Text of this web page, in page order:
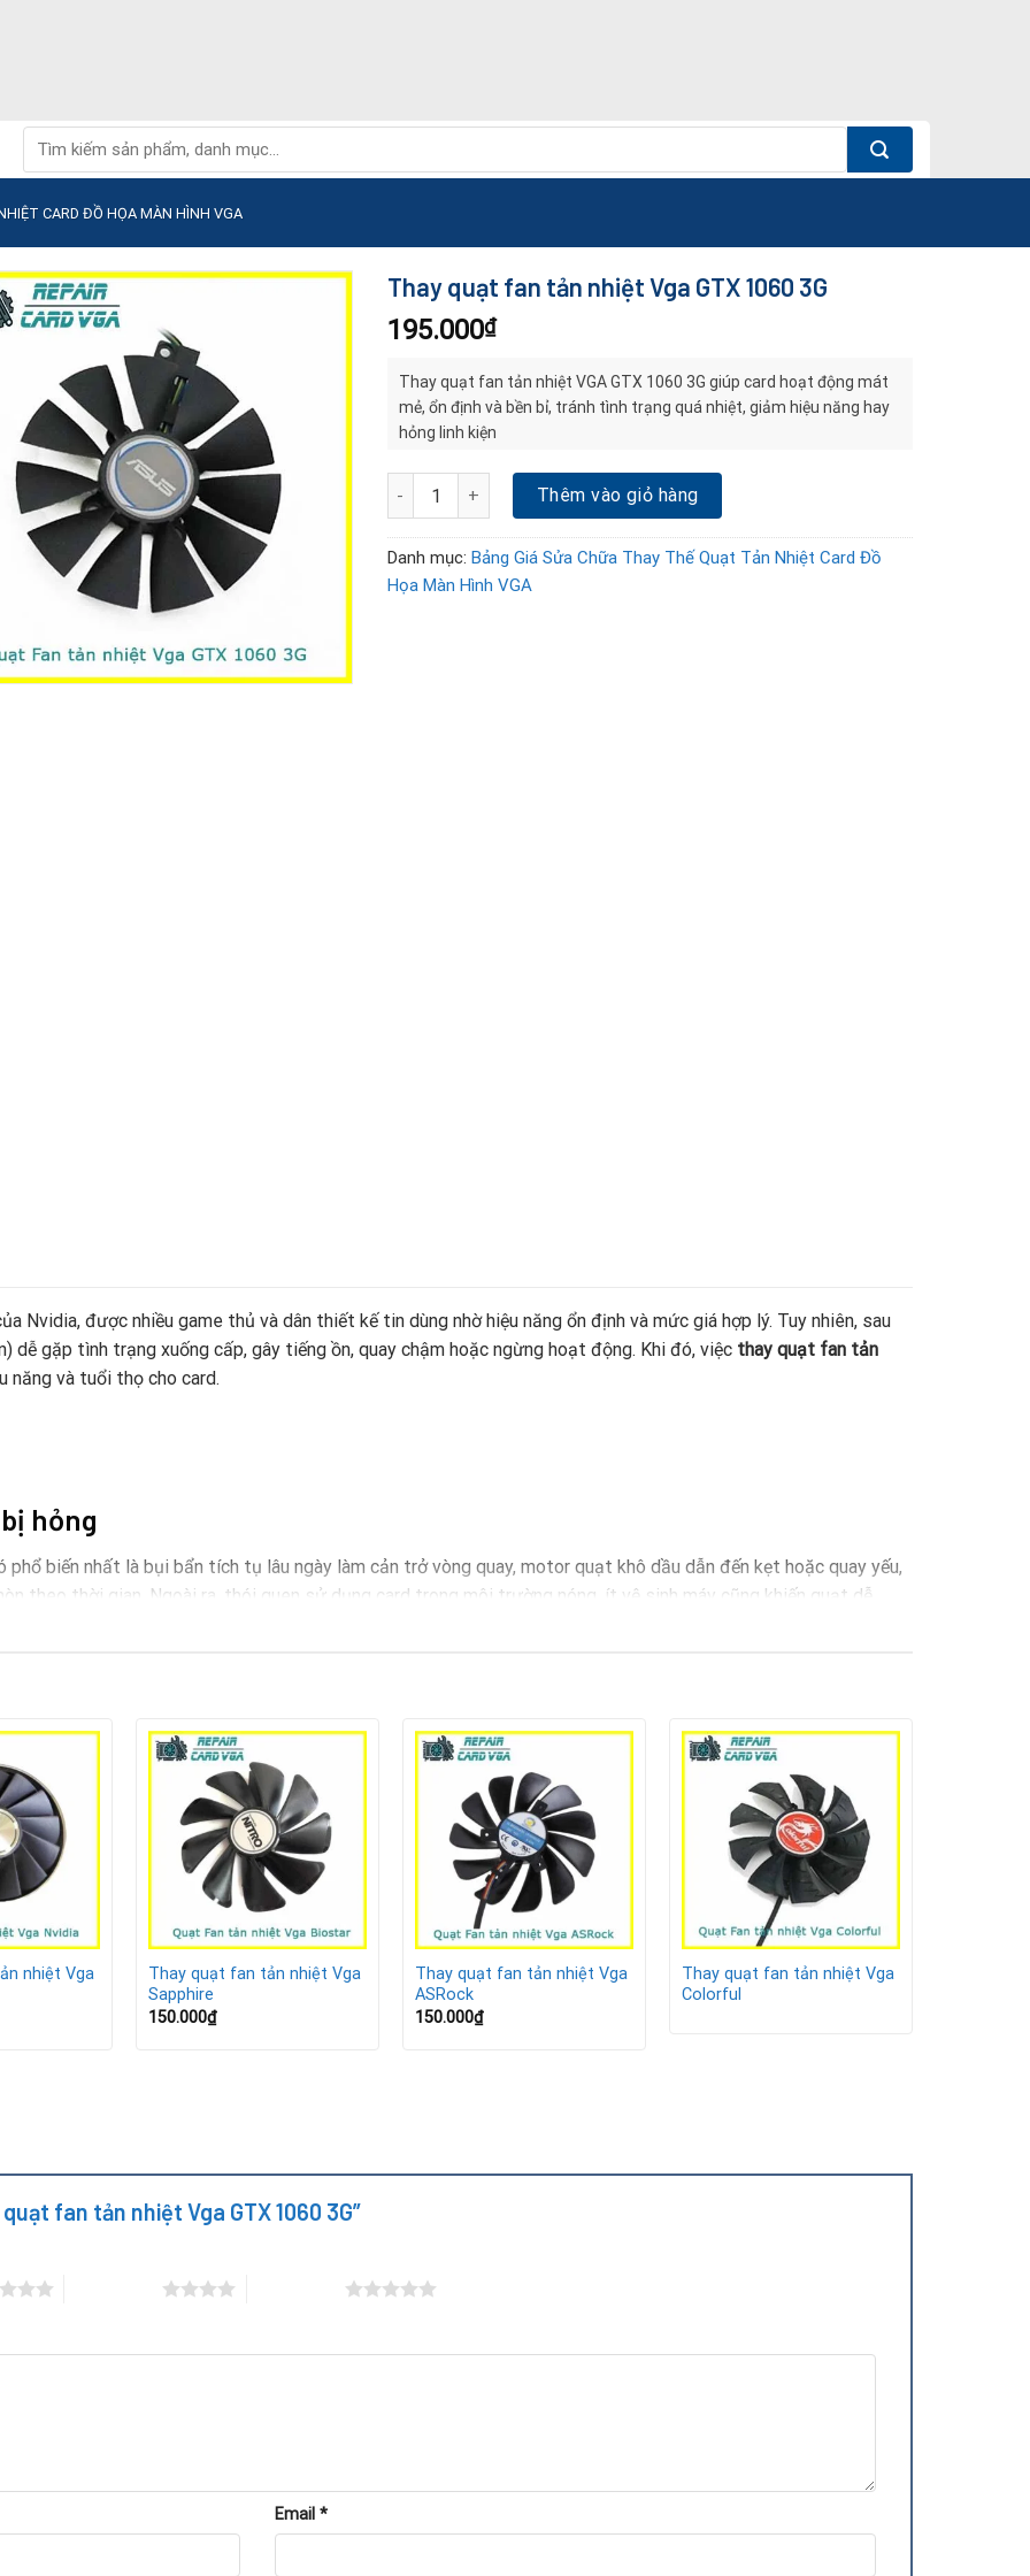
kiếm:
CARD ĐỒ HỌA MÀN HÌNH VGA
Thay quạt fan tản nhiệt Vga GTX 1060 3G
195.000₫
Thay quạt fan tản nhiệt VGA GTX 1060 3G giúp card hoạt động mát
mẻ, ổn định và bền bỉ, tránh tình trạng quá nhiệt, giảm hiệu năng hay
hỏng linh kiện
Thay quạt fan tản nhiệt Vga GTX 1060 3G số lượng
Thêm vào giỏ hàng
Danh mục: Bảng Giá Sửa Chữa Thay Thế Quạt Tản Nhiệt Card Đồ
Họa Màn Hình VGA
Nvidia, được nhiều game thủ và dân thiết kế tin dùng nhờ hiệu năng ổn định và mức giá hợp lý. Tuy nhiên, sau
gặp tình trạng xuống cấp, gây tiếng ồn, quay chậm hoặc ngừng hoạt động. Khi đó, việc thay quạt fan tản
năng và tuổi thọ cho card.
hỏng
phổ biến nhất là bụi bẩn tích tụ lâu ngày làm cản trở vòng quay, motor quạt khô dầu dẫn đến kẹt hoặc quay yếu,
theo thời gian. Ngoài ra, thói quen sử dụng card trong môi trường nóng, ít vệ sinh máy cũng khiến quạt dễ
GTX 1060 3G
động.
render.
tra và thay quạt sớm để tránh làm hỏng chip GPU hoặc giảm hiệu năng.
1060 3G
nhiệt Vga
Thay quạt fan tản nhiệt Vga
Sapphire
150.000₫
Thay quạt fan tản nhiệt Vga
ASRock
150.000₫
Thay quạt fan tản nhiệt Vga
Colorful
fan tản nhiệt Vga GTX 1060 3G”
Email *